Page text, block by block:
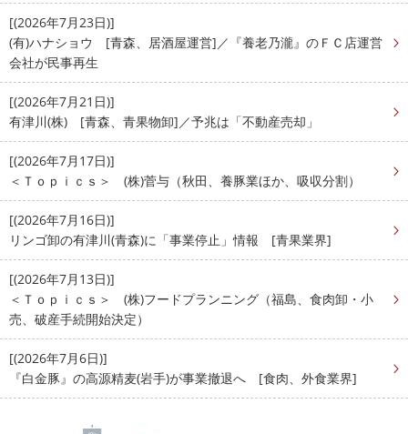
[(2026年7月23日)]
(有)ハナショウ [青森、居酒屋運営]／『養老乃瀧』のＦＣ店運営
会社が民事再生
[(2026年7月21日)]
有津川(株) [青森、青果物卸]／予兆は「不動産売却」
[(2026年7月17日)]
＜Ｔｏｐｉｃｓ＞ (株)菅与（秋田、養豚業ほか、吸収分割）
[(2026年7月16日)]
リンゴ卸の有津川(青森)に「事業停止」情報 [青果業界]
[(2026年7月13日)]
＜Ｔｏｐｉｃｓ＞ (株)フードプランニング（福島、食肉卸・小
売、破産手続開始決定）
[(2026年7月6日)]
『白金豚』の高源精麦(岩手)が事業撤退へ [食肉、外食業界]